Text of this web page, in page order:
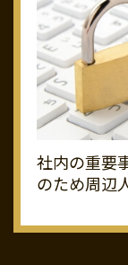
社内の重要
のため周辺